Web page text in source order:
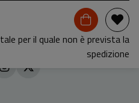
per il quale non è prevista la
spedizione